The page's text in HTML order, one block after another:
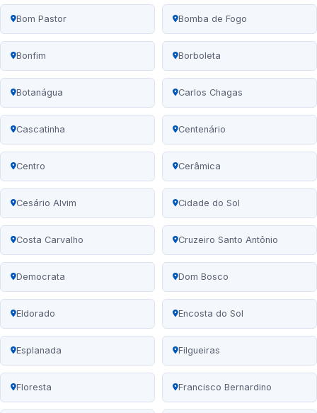
Bom Pastor Bomba de Fogo
Bonfim Borboleta
Botanágua Carlos Chagas
Cascatinha Centenário
Centro Cerâmica
Cesário Alvim Cidade do Sol
Costa Carvalho Cruzeiro Santo Antônio
Democrata Dom Bosco
Eldorado Encosta do Sol
Esplanada Filgueiras
Floresta Francisco Bernardino